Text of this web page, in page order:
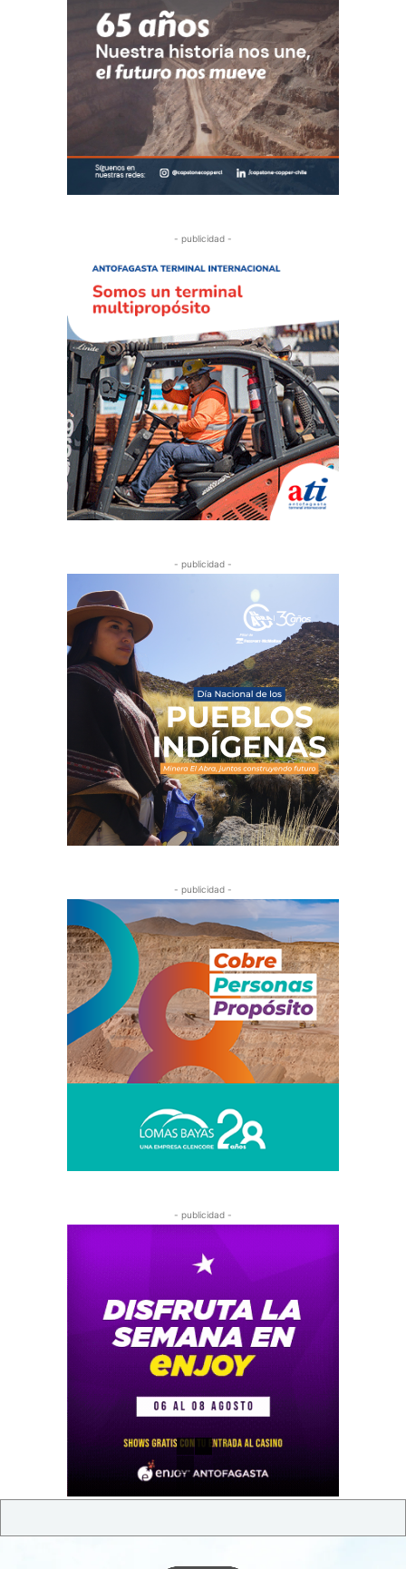
- publicidad -
- publicidad -
- publicidad -
- publicidad -